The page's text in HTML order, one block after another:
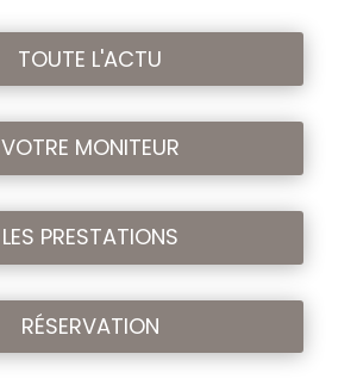
TOUTE L'ACTU
VOTRE MONITEUR
LES PRESTATIONS
RÉSERVATION